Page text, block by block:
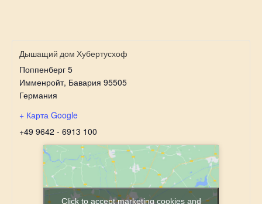
Дышащий дом Хубертусхоф
Поппенберг 5
Имменройт, Бавария 95505
Германия
+ Карта Google
+49 9642 - 6913 100
Click to accept marketing cookies and